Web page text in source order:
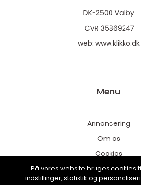
web: www.klikko.dk
Menu
Annoncering
Om os
Cookies
Kontakt os
På vores website bruges cookies
indstillinger, statistik og